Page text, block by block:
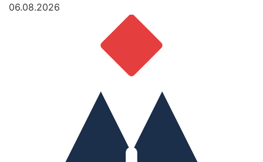
06.08.2026